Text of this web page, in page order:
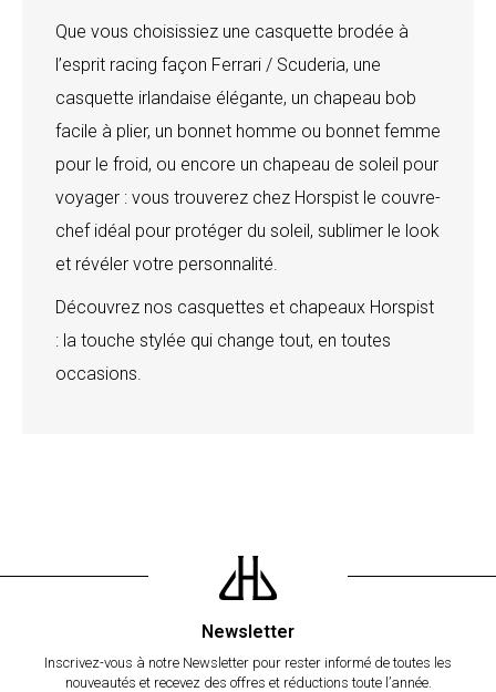
Que vous choisissiez une casquette brodée à
l’esprit racing façon Ferrari / Scuderia, une
casquette irlandaise élégante, un chapeau bob
facile à plier, un bonnet homme ou bonnet femme
pour le froid, ou encore un chapeau de soleil pour
voyager : vous trouverez chez Horspist le couvre-
chef idéal pour protéger du soleil, sublimer le look
et révéler votre personnalité.
Découvrez nos casquettes et chapeaux Horspist
: la touche stylée qui change tout, en toutes
occasions.
Newsletter
Inscrivez-vous à notre Newsletter pour rester informé de toutes les
nouveautés et recevez des offres et réductions toute l’année.